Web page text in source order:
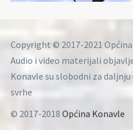
Copyright © 2017-2021
Audio i video materijali
Konavle su slobodni za
svrhe
© 2017-2018 Općina Konavle